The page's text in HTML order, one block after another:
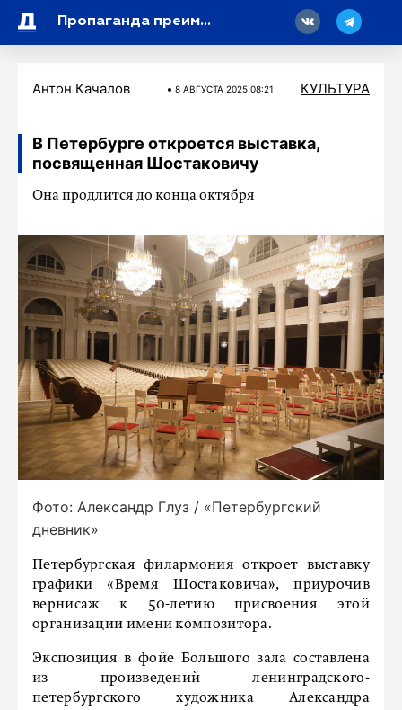
Пропаганда преимущества одиночества: Виталий Милонов назвал главную проблему современного кино
Антон Качалов 8 АВГУСТА 2025 08:21 КУЛЬТУРА
В Петербурге откроется выставка,
посвященная Шостаковичу
Она продлится до конца октября
Фото: Александр Глуз / «Петербургский
дневник»
Петербургская филармония откроет выставку
графики «Время Шостаковича», приурочив
вернисаж к 50-летию присвоения этой
организации имени композитора.
Экспозиция в фойе Большого зала составлена
из произведений ленинградского-
петербургского художника Александра